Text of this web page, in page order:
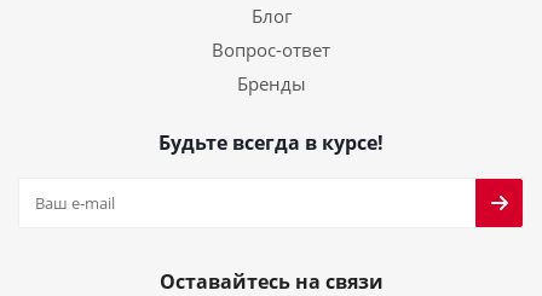
Блог
Вопрос-ответ
Бренды
Будьте всегда в курсе!
Оставайтесь на связи